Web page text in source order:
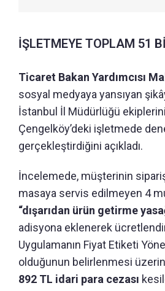
İŞLETMEYE TOPLAM 51
Ticaret Bakan Yardımcısı
sosyal medyaya yansıyan
İstanbul İl Müdürlüğü
Çengelköy’deki işletmede
gerçekleştirdiğini açıkladı.
İncelemede, müşterinin
masaya servis edilmeyen 4
“dışarıdan ürün getirme
adisyona eklenerek
Uygulamanın Fiyat Etiketi
olduğunun belirlenmesi
892 TL idari para cezası